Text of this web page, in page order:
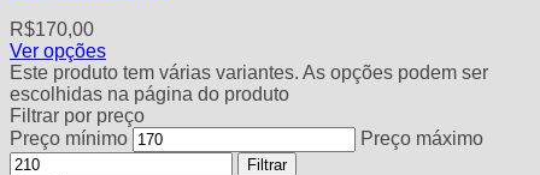
R$170,00
Ver opções
Este produto tem várias variantes. As opções podem ser
escolhidas na página do produto
Filtrar por preço
Preço mínimo
Preço máximo
Filtrar